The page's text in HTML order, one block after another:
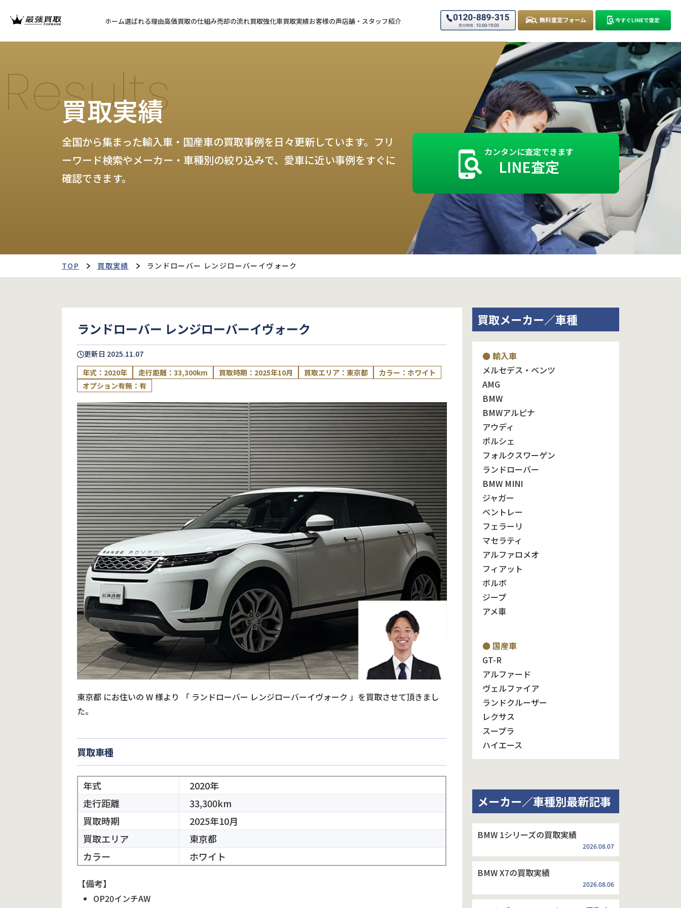
ホーム選ばれる理由高価買取の仕組み売却の流れ買取強化車買取実績お客様の声店舗・スタッフ紹介
Results
買取実績
全国から集まった輸入車・国産車の買取事例を日々更新しています。フリ
ーワード検索やメーカー・車種別の絞り込みで、愛車に近い事例をすぐに
確認できます。
カンタンに査定できます
LINE査定
TOP 買取実績 ランドローバー レンジローバーイヴォーク
ランドローバー レンジローバーイヴォーク
更新日 2025.11.07
年式：2020年
走行距離：33,300km 買取時期：2025年10月 買取エリア：東京都
カラー：ホワイト
オプション有無：有
東京都 にお住いの W様より 「 ランドローバー レンジローバーイヴォーク 」を買取させて頂きまし
た。
買取車種
年式
2020年
走行距離
33,300km
買取時期
2025年10月
買取エリア
東京都
カラー
ホワイト
【備考】
OP20インチAW
買取メーカー／車種
● 輸入車
メルセデス・ベンツ
AMG
BMW
BMWアルピナ
アウディ
ポルシェ
フォルクスワーゲン
ランドローバー
BMW MINI
ジャガー
ベントレー
フェラーリ
マセラティ
アルファロメオ
フィアット
ボルボ
ジープ
アメ車
● 国産車
GT-R
アルファード
ヴェルファイア
ランドクルーザー
レクサス
スープラ
ハイエース
メーカー／車種別最新記事
BMW 1シリーズの買取実績
2026.08.07
BMW X7の買取実績
2026.08.06